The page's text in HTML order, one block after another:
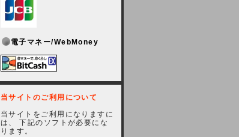
電子マネー/WebMoney
当サイトのご利用について
当サイトをご利用になりますに
は、 下記のソフトが必要にな
ります。